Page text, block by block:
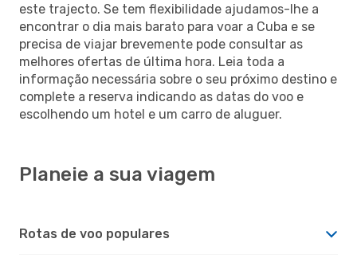
este trajecto. Se tem flexibilidade ajudamos-lhe a
encontrar o dia mais barato para voar a Cuba e se
precisa de viajar brevemente pode consultar as
melhores ofertas de última hora. Leia toda a
informação necessária sobre o seu próximo destino e
complete a reserva indicando as datas do voo e
escolhendo um hotel e um carro de aluguer.
Planeie a sua viagem
Rotas de voo populares